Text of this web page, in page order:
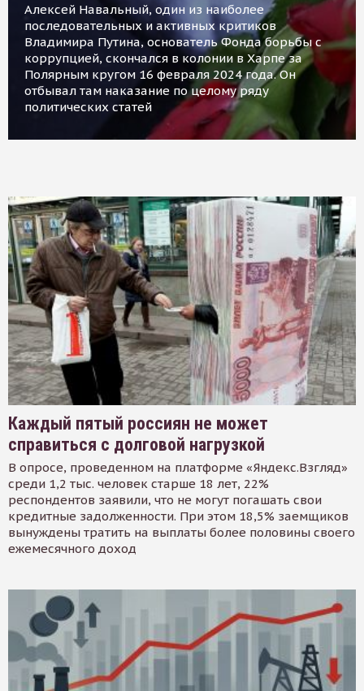
Алексей Навальный, один из наиболее
последовательных и активных критиков
Владимира Путина, основатель Фонда борьбы с
коррупцией, скончался в колонии в Харпе за
Полярным кругом 16 февраля 2024 года. Он
отбывал там наказание по целому ряду
политических статей
Каждый пятый россиян не может
справиться с долговой нагрузкой
В опросе, проведенном на платформе «Яндекс.Взгляд»
среди 1,2 тыс. человек старше 18 лет, 22%
респондентов заявили, что не могут погашать свои
кредитные задолженности. При этом 18,5% заемщиков
вынуждены тратить на выплаты более половины своего
ежемесячного доход